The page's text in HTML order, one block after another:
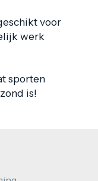
voor
werk
sporten
is!